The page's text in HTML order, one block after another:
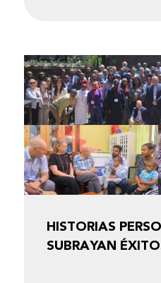
HISTORIAS
SUBRAYAN